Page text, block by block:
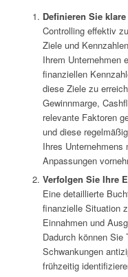
Definieren Sie
Controlling effektiv
Ziele und
Ihrem Unternehmen
finanziellen
diese Ziele zu
Gewinnmarge,
relevante Faktoren
und diese
Ihres Unternehmens
Anpassungen
Verfolgen Sie Ihre
Eine detaillierte
finanzielle Situation
Einnahmen und
Dadurch können Sie
Schwankungen
frühzeitig